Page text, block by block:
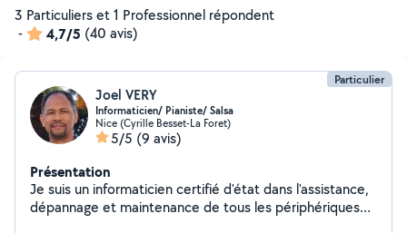
3 Particuliers et 1 Professionnel répondent
-
4,7/5 (40 avis)
Particulier
Joel VERY
Informaticien/ Pianiste/ Salsa
Nice (Cyrille Besset-La Foret)
5/5 (9 avis)
Présentation
Je suis un informaticien certifié d'état dans l'assistance,
dépannage et maintenance de tous les périphériques